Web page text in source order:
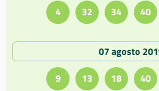
4
32 34 40
07 agosto
9
13 18 40